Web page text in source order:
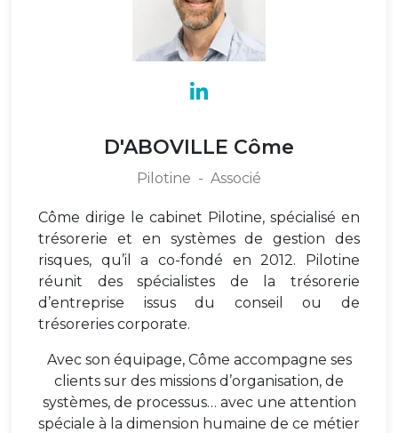
D'ABOVILLE Côme
Pilotine - Associé
Côme dirige le cabinet Pilotine, spécialisé en
trésorerie et en systèmes de gestion des
risques, qu’il a co-fondé en 2012. Pilotine
réunit des spécialistes de la trésorerie
d’entreprise issus du conseil ou de
trésoreries corporate.
Avec son équipage, Côme accompagne ses
clients sur des missions d’organisation, de
systèmes, de processus… avec une attention
spéciale à la dimension humaine de ce métier